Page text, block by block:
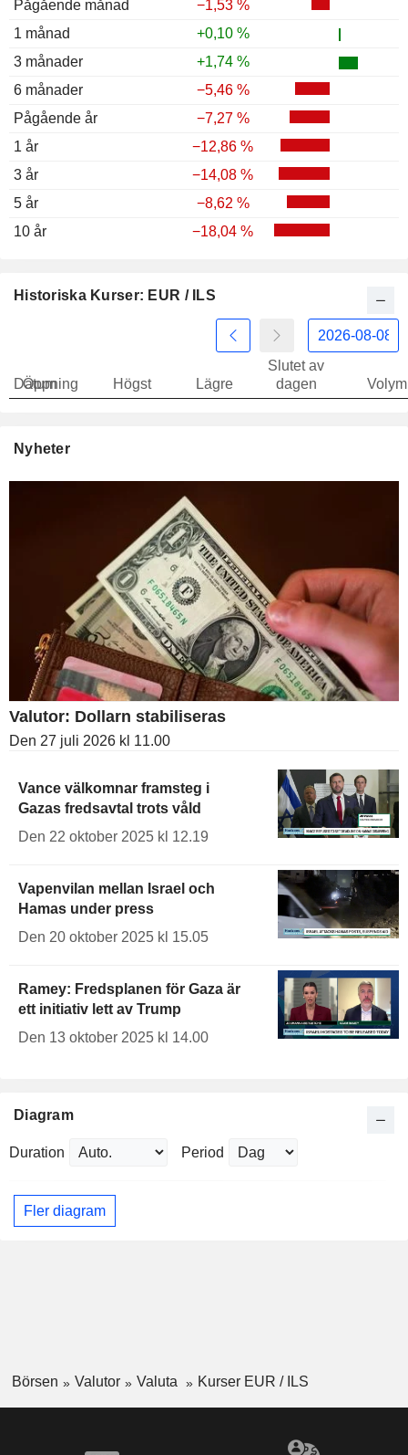
Pågående månad
−1,53 %
1 månad
+0,10 %
3 månader
+1,74 %
6 månader
−5,46 %
Pågående år
−7,27 %
1 år
−12,86 %
3 år
−14,08 %
5 år
−8,62 %
10 år
−18,04 %
Historiska Kurser: EUR / ILS
Datum
Öppning Högst Lägre
Slutet av
dagen
Volym
Nyheter
Valutor: Dollarn stabiliseras
Den 27 juli 2026 kl 11.00
Vance välkomnar framsteg i
Gazas fredsavtal trots våld
Den 22 oktober 2025 kl 12.19
Vapenvilan mellan Israel och
Hamas under press
Den 20 oktober 2025 kl 15.05
Ramey: Fredsplanen för Gaza är
ett initiativ lett av Trump
Den 13 oktober 2025 kl 14.00
Diagram
Duration Period
Fler diagram
Börsen Valutor Valuta Kurser EUR / ILS